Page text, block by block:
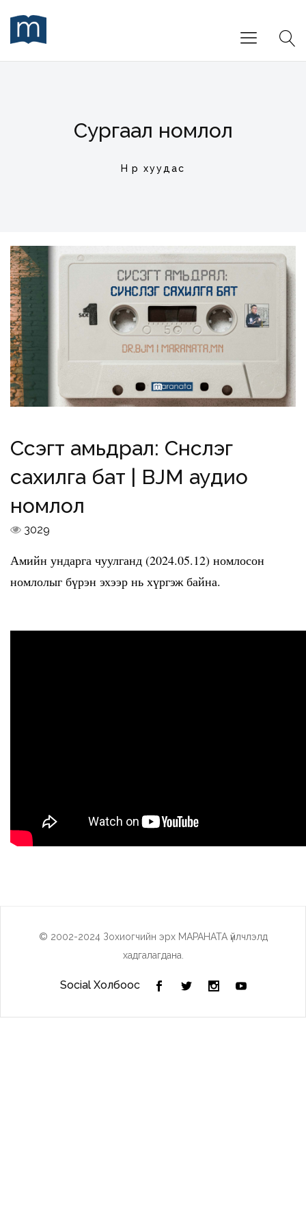
Сургаал номлол
Нүүр хуудас
Сүсэгт амьдрал: Сүнслэг
сахилга бат | BJM аудио
номлол
3029
Амийн ундарга чуулганд (2024.05.12) номлосон
номлолыг бүрэн эхээр нь хүргэж байна.
© 2002-2024 Зохиогчийн эрх МАРАНАТА үйлчлэлд
хадгалагдана.
Social Холбоос